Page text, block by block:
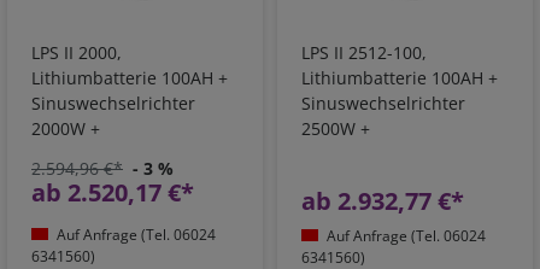
LPS II 2000,
Lithiumbatterie 100AH +
Sinuswechselrichter
2000W +
Ladebooster +
Netzvorrangschaltung I
1051001105
2.594,96 €* - 3 %
ab 2.520,17 €*
Auf Anfrage (Tel. 06024
6341560)
LPS II 2512-100,
Lithiumbatterie 100AH +
Sinuswechselrichter
2500W +
Netzvorrangschaltung
ab 2.932,77 €*
Auf Anfrage (Tel. 06024
6341560)